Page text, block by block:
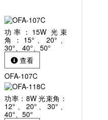
功率：15W 光束
角：15°、20°、
30°、40°、50°
查看
OFA-107C
功率：8W 光束角：
12°、20°、30°、
40°、50°